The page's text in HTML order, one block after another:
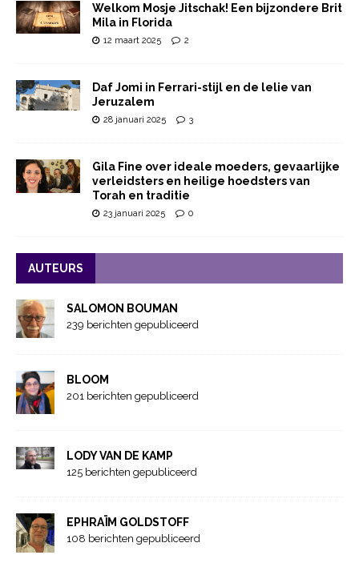
Welkom Mosje Jitschak! Een bijzondere Brit
Mila in Florida
12 maart 2025 2
Daf Jomi in Ferrari-stijl en de lelie van
Jeruzalem
28 januari 2025 3
Gila Fine over ideale moeders, gevaarlijke
verleidsters en heilige hoedsters van
Torah en traditie
23 januari 2025 0
AUTEURS
SALOMON BOUMAN
239 berichten gepubliceerd
BLOOM
201 berichten gepubliceerd
LODY VAN DE KAMP
125 berichten gepubliceerd
EPHRAÏM GOLDSTOFF
108 berichten gepubliceerd